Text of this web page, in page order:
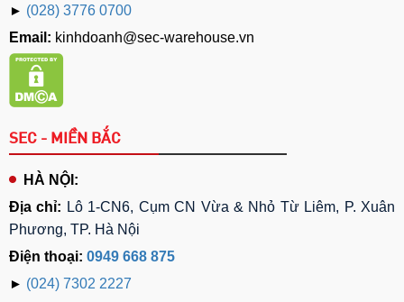
► (028) 3776 0700
Email: kinhdoanh@sec-warehouse.vn
SEC - MIỀN BẮC
HÀ NỘI:
Địa chỉ: Lô 1-CN6, Cụm CN Vừa & Nhỏ Từ Liêm, P. Xuân
Phương, TP. Hà Nội
Điện thoại: 0949 668 875
► (024) 7302 2227